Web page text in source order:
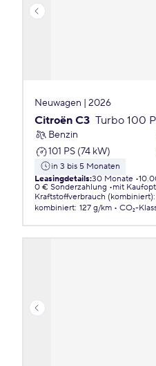
Neuwagen | 2026
Citroën C3 Turbo 100
Benzin
101 PS (74 kW)
in 3 bis 5 Monaten
Leasingdetails:30 Monate
0 € Sonderzahlung
mit
Kraftstoffverbrauch (kombiniert):
kombiniert: 127 g/km CO₂-